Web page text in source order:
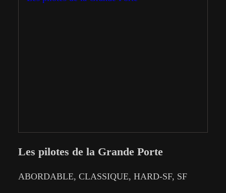
Les pilotes de la Grande Porte
ABORDABLE, CLASSIQUE, HARD-SF, SF